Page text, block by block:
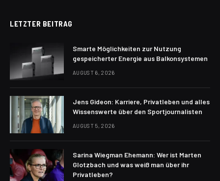
LETZTER BEITRAG
Smarte Möglichkeiten zur Nutzung
gespeicherter Energie aus Balkonsystemen
AUGUST 6, 2026
Jens Gideon: Karriere, Privatleben und alles
Wissenswerte über den Sportjournalisten
AUGUST 5, 2026
Sarina Wiegman Ehemann: Wer ist Marten
Glotzbach und was weiß man über ihr
Privatleben?